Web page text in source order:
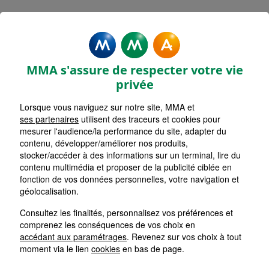
MARTIN DE CRAU
Accueil
Assurance Provence-Alpes-Côte d'Azur
Assurance Bouches-du-Rhône (13)
MMA s'assure de respecter votre vie
privée
Lorsque vous naviguez sur notre site, MMA et
ses partenaires utilisent des traceurs et cookies pour
mesurer l'audience/la performance du site, adapter du
contenu, développer/améliorer nos produits,
stocker/accéder à des informations sur un terminal, lire du
contenu multimédia et proposer de la publicité ciblée en
fonction de vos données personnelles, votre navigation et
géolocalisation.
Consultez les finalités, personnalisez vos préférences et
comprenez les conséquences de vos choix en
accédant aux paramétrages. Revenez sur vos choix à tout
moment via le lien cookies en bas de page.